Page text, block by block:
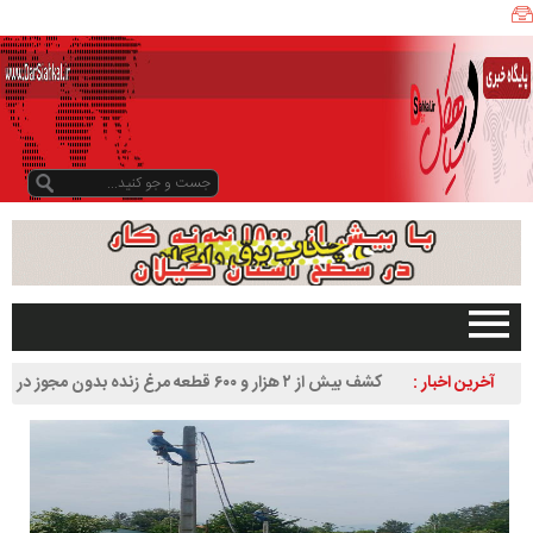
صفحه اصلی
دیلمان
آخرین اخبار :
کشف بیش از ۲ هزار و ۶۰۰ قطعه مرغ زنده بدون مجوز در
سیاهکل
ا
ه
ک
ل
ز
و
د
و
د
س
۱